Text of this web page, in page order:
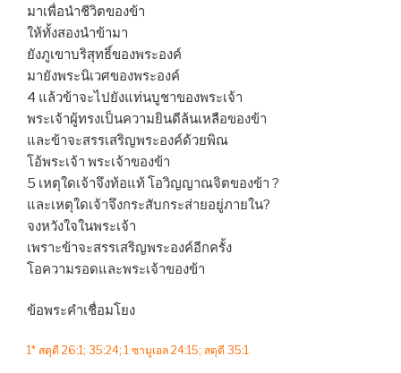
มาเพื่อนำชีวิตของข้า
ให้ทั้งสองนำข้ามา
ยังภูเขาบริสุทธิ์ของพระองค์
มายังพระนิเวศของพระองค์
4 แล้วข้าจะไปยังแท่นบูชาของพระเจ้า
พระเจ้าผู้ทรงเป็นความยินดีล้นเหลือของข้า
และข้าจะสรรเสริญพระองค์ด้วยพิณ
โอ้พระเจ้า พระเจ้าของข้า
5 เหตุใดเจ้าจึงท้อแท้ โอวิญญาณจิตของข้า ?
และเหตุใดเจ้าจึงกระสับกระส่ายอยู่ภายใน?
จงหวังใจในพระเจ้า
เพราะข้าจะสรรเสริญพระองค์อีกครั้ง
โอความรอดและพระเจ้าของข้า
ข้อพระคำเชื่อมโยง
1* สดุดี 26:1; 35:24; 1 ซามูเอล 24:15; สดุดี 35:1